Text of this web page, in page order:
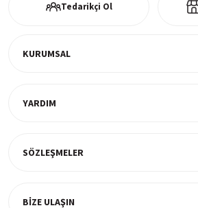
Tedarikçi Ol
KURUMSAL
YARDIM
SÖZLEŞMELER
BİZE ULAŞIN